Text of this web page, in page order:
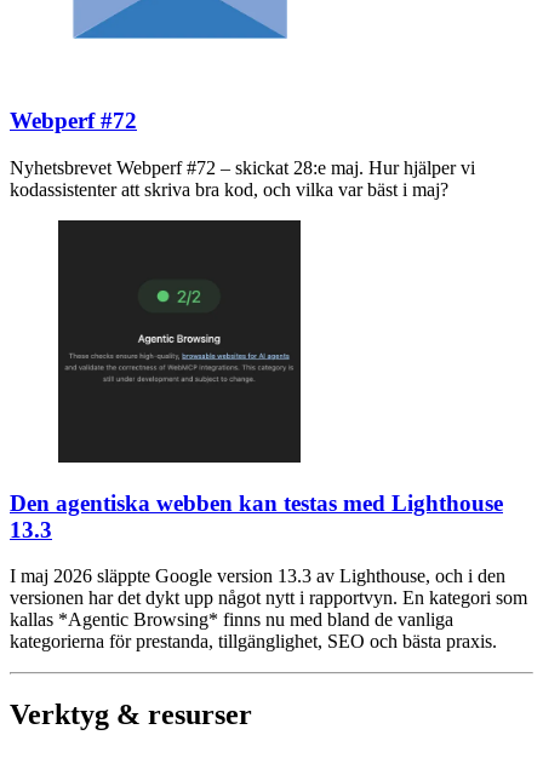
Webperf #72
Nyhetsbrevet Webperf #72 – skickat 28:e maj. Hur hjälper vi
kodassistenter att skriva bra kod, och vilka var bäst i maj?
Den agentiska webben kan testas med Lighthouse
13.3
I maj 2026 släppte Google version 13.3 av Lighthouse, och i den
versionen har det dykt upp något nytt i rapportvyn. En kategori som
kallas *Agentic Browsing* finns nu med bland de vanliga
kategorierna för prestanda, tillgänglighet, SEO och bästa praxis.
Verktyg & resurser